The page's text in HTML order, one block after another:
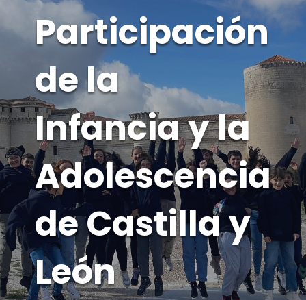
Participación
de la
Infancia y la
Adolescencia
de Castilla y
León